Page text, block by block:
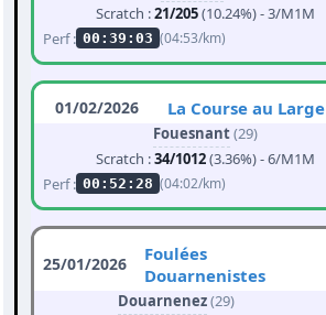
Scratch :21/205(10.24%) - 3/M1M
Perf : 00:39:03 (04:53/km)
01/02/2026 La Course au Large
Fouesnant(29)
Scratch :34/1012(3.36%) - 6/M1M
Perf : 00:52:28 (04:02/km)
25/01/2026
Foulées
Douarnenistes
Douarnenez(29)